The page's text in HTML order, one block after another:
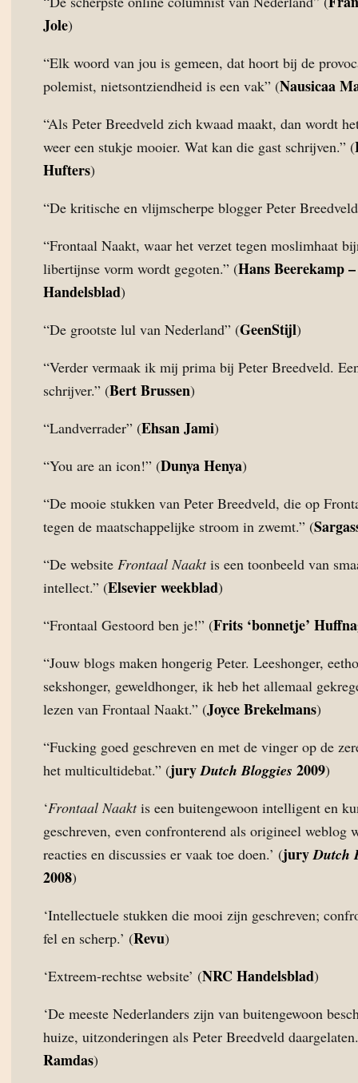
Jole)
“Elk woord van jou is gemeen, dat hoort bij de
polemist, nietsontziendheid is een vak” (Nausicaa
“Als Peter Breedveld zich kwaad maakt, dan wordt
weer een stukje mooier. Wat kan die gast schrijven.” (
Hufters)
“De kritische en vlijmscherpe blogger Peter
“Frontaal Naakt, waar het verzet tegen moslimhaat
libertijnse vorm wordt gegoten.” (Hans Beerekamp
Handelsblad)
“De grootste lul van Nederland” (GeenStijl)
“Verder vermaak ik mij prima bij Peter Breedveld.
schrijver.” (Bert Brussen)
“Landverrader” (Ehsan Jami)
“You are an icon!” (Dunya Henya)
“De mooie stukken van Peter Breedveld, die op
tegen de maatschappelijke stroom in zwemt.” (
“De website Frontaal Naaktis een toonbeeld van
intellect.” (Elsevier weekblad)
“Frontaal Gestoord ben je!” (Frits ‘bonnetje’
“Jouw blogs maken hongerig Peter. Leeshonger,
sekshonger, geweldhonger, ik heb het allemaal
lezen van Frontaal Naakt.” (Joyce Brekelmans)
“Fucking goed geschreven en met de vinger op de
het multicultidebat.” (juryDutch Bloggies 2009)
‘Frontaal Naaktis een buitengewoon intelligent en
geschreven, even confronterend als origineel weblog
reacties en discussies er vaak toe doen.’ (juryDutch
2008)
‘Intellectuele stukken die mooi zijn geschreven;
fel en scherp.’ (Revu)
‘Extreem-rechtse website’ (NRC Handelsblad)
‘De meeste Nederlanders zijn van buitengewoon
huize, uitzonderingen als Peter Breedveld
Ramdas)